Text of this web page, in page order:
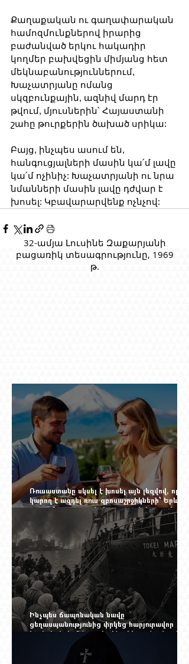
Քաղաքական ու գաղափարական
համոզմունքներով իրարից
բաժանված երկու հակադիր
կողմեր ​​բախվեցին միմյանց հետ
մեկնաբանություններում,
Խաչատրյանը ոմանց
սկզբունքային, ազնիվ մարդ էր
թվում, մյուսներին՝ Հայաստանի
շահը թուրքերին ծախած սրիկա:
Բայց, ինչպես ասում են,
հանգուցյալների մասին կա՛մ լավը
կա՛մ ոչինիչ: Խաչատրյանի ու նրա
նմանների մասին լավը դժվար է
խոսել: Կբավարարվենք ոչնչով:
32-ամյա Լուսինե Զաքարյանի
բացառիկ տեսագրությունը, 1969
թ.
Ռուսաստանը սկսել է խոսել այն լեզվով, որը
կարող է ազդել ռուս զբոսաշրջիկների՝ Երևան
գալու մտադրության վրա. որքան կարող է
խորանալ հայ-ռուսական ճգնաժամը
Ինչպես ճապոնական նավը
ցեղասպանությունից փրկեց հարյուրավոր
հայերի, իսկ մենք չգիտենք հերոս նավապետի
անունը՝ Սաձո Հիբիի